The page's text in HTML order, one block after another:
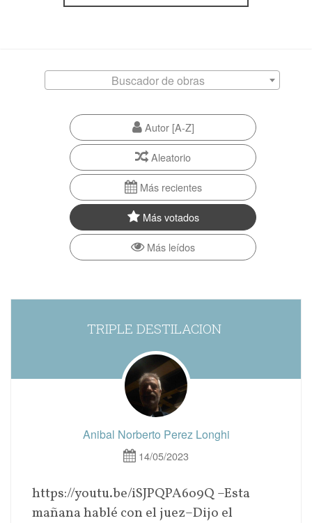
Buscador de obras
Autor [A-Z]
Aleatorio
Más recientes
Más votados
Más leídos
TRIPLE DESTILACION
Anibal Norberto Perez Longhi
14/05/2023
https://youtu.be/iSJPQPA6o9Q –Esta
mañana hablé con el juez–Dijo el